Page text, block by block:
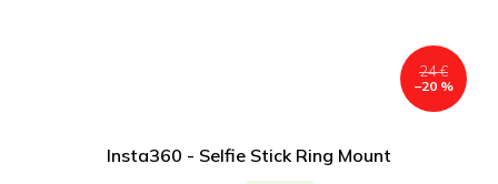
24 €
–20 %
Insta360 - Selfie Stick Ring Mount